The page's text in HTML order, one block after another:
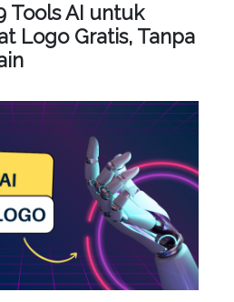
Tools AI untuk
Logo Gratis, Tanpa